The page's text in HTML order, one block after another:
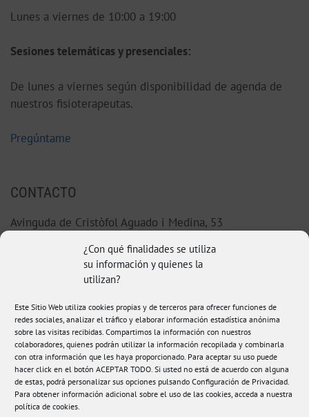
¿Con qué finalidades se utiliza
su información y quienes la
utilizan?
Este Sitio Web utiliza cookies propias y de terceros para ofrecer funciones de
redes sociales, analizar el tráfico y elaborar información estadística anónima
sobre las visitas recibidas. Compartimos la información con nuestros
colaboradores, quienes podrán utilizar la información recopilada y combinarla
con otra información que les haya proporcionado. Para aceptar su uso puede
hacer click en el botón ACEPTAR TODO. Si usted no está de acuerdo con alguna
de estas, podrá personalizar sus opciones pulsando Configuración de Privacidad.
Para obtener información adicional sobre el uso de las cookies, acceda a nuestra
política de cookies.
Lunes a viernes de 10:00 a 19:00
Sesiones telemáticas y presenciales:
De lunes a viernes según disponibilidad de agenda de
nuestros fisioterapeutas.
Pregúntame
CONTACTO
Avinguda de Cristòfol Aguado i Medina, 53
hola@fisioamanda.es